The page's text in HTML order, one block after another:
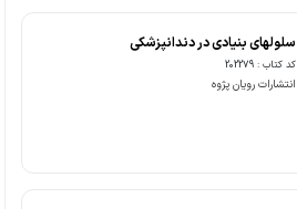
سلولهای بنیادی در دندانپزشکی
کد کتاب : 202279
انتشارات رویان پژوه